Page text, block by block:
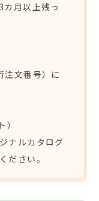
月以上残っ
文番号）に
ナルカタログ
ださい。